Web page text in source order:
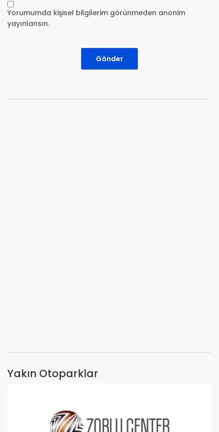
Yorumumda kişisel bilgilerim görünmeden anonim
yayınlansın.
Gönder
Yakın Otoparklar